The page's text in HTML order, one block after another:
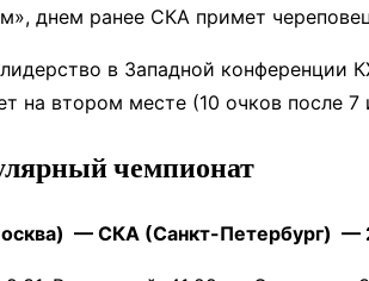
днем ранее СКА примет
в Западной конференции
на втором месте (10 очков после 7
чемпионат
— СКА (Санкт-Петербург) —